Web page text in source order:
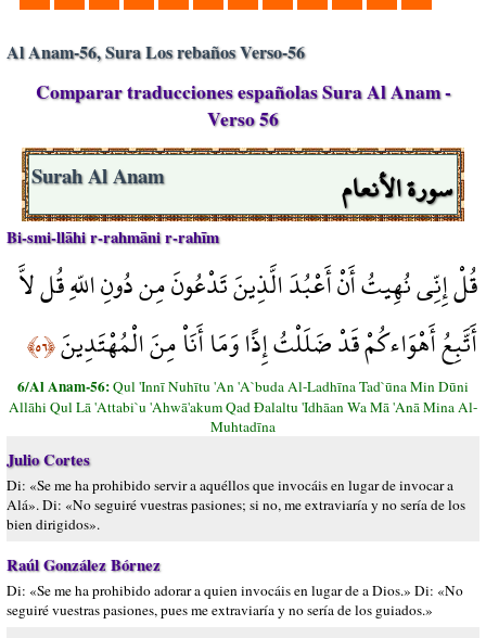
Al Anam-56, Sura Los rebaños Verso-56
Comparar traducciones españolas Sura Al Anam -
Verso 56
سورة الأنعام Surah Al Anam
Bi-smi-llāhi r-rahmāni r-rahīm
قُلْ إِنِّي نُهِيتُ أَنْ أَعْبُدَ الَّذِينَ تَدْعُونَ مِن دُونِ اللّهِ قُل لاَّ
أَتَّبِعُ أَهْوَاءكُمْ قَدْ ضَلَلْتُ إِذًا وَمَا أَنَاْ مِنَ الْمُهْتَدِينَ﴿٥٦﴾
6/Al Anam-56:Qul 'Innī Nuhītu 'An 'A`buda Al-Ladhīna Tad`ūna Min Dūni
Allāhi Qul Lā 'Attabi`u 'Ahwā'akum Qad Đalaltu 'Idhāan Wa Mā 'Anā Mina Al-
Muhtadīna
Julio Cortes
Di: «Se me ha prohibido servir a aquéllos que invocáis en lugar de invocar a
Alá». Di: «No seguiré vuestras pasiones; si no, me extraviaría y no sería de los
bien dirigidos».
Raúl González Bórnez
Di: «Se me ha prohibido adorar a quien invocáis en lugar de a Dios.» Di: «No
seguiré vuestras pasiones, pues me extraviaría y no sería de los guiados.»